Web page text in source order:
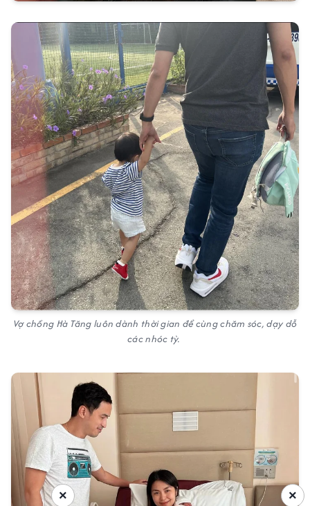
Vợ chồng Hà Tăng luôn dành thời gian để cùng chăm sóc, dạy dỗ
các nhóc tỳ.
×
×